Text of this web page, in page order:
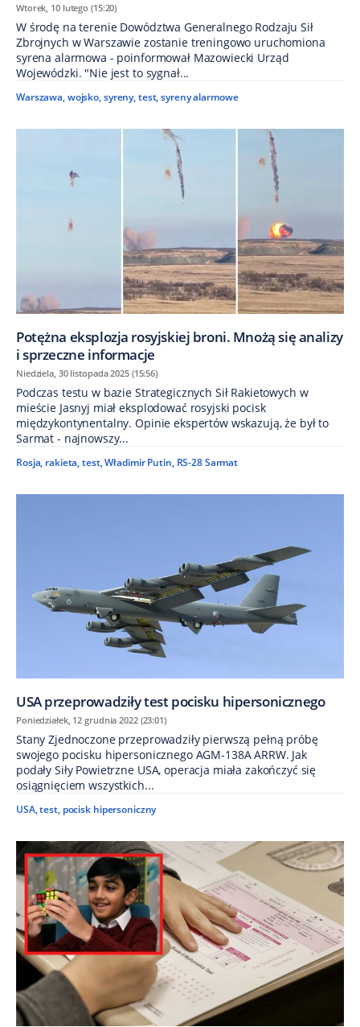
Wtorek, 10 lutego (15:20)
W środę na terenie Dowództwa Generalnego Rodzaju Sił
Zbrojnych w Warszawie zostanie treningowo uruchomiona
syrena alarmowa - poinformował Mazowiecki Urząd
Wojewódzki. "Nie jest to sygnał...
Warszawa,wojsko,syreny,test,syreny alarmowe
Potężna eksplozja rosyjskiej broni. Mnożą się analizy
i sprzeczne informacje
Niedziela, 30 listopada 2025 (15:56)
Podczas testu w bazie Strategicznych Sił Rakietowych w
mieście Jasnyj miał eksplodować rosyjski pocisk
międzykontynentalny. Opinie ekspertów wskazują, że był to
Sarmat - najnowszy...
Rosja, rakieta,test,Władimir Putin, RS-28 Sarmat
USA przeprowadziły test pocisku hipersonicznego
Poniedziałek, 12 grudnia 2022 (23:01)
Stany Zjednoczone przeprowadziły pierwszą pełną próbę
swojego pocisku hipersonicznego AGM-138A ARRW. Jak
podały Siły Powietrzne USA, operacja miała zakończyć się
osiągnięciem wszystkich...
USA,test, pocisk hipersoniczny